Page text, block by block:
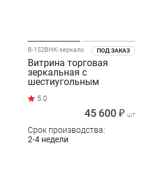
ПОД ЗАКАЗ
В-152ВНК-зеркало
Витрина торговая
зеркальная с
шестиугольным
коричневый-бамбук
45 600 ₽ шт
Срок производства:
2-4 недели